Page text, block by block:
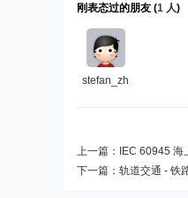
刚表态过的朋友 (1 人)
stefan_zh
上一篇：
IEC 60945
下一篇： 轨道交通 - 铁